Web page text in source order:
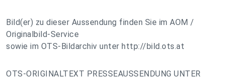
Bild(er) zu dieser Aussendung finden Sie im AOM /
Originalbild-Service
sowie im OTS-Bildarchiv unter http://bild.ots.at
OTS-ORIGINALTEXT PRESSEAUSSENDUNG UNTER